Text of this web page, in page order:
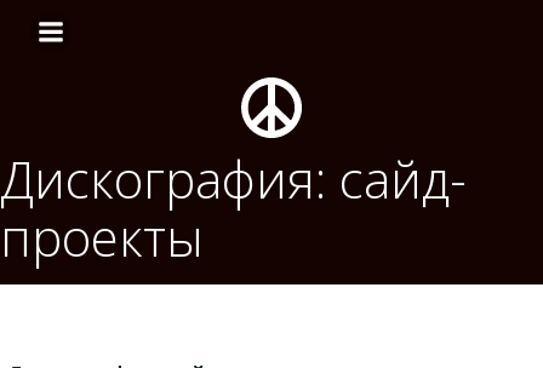
содержимому
Дискография: сайд-
проекты